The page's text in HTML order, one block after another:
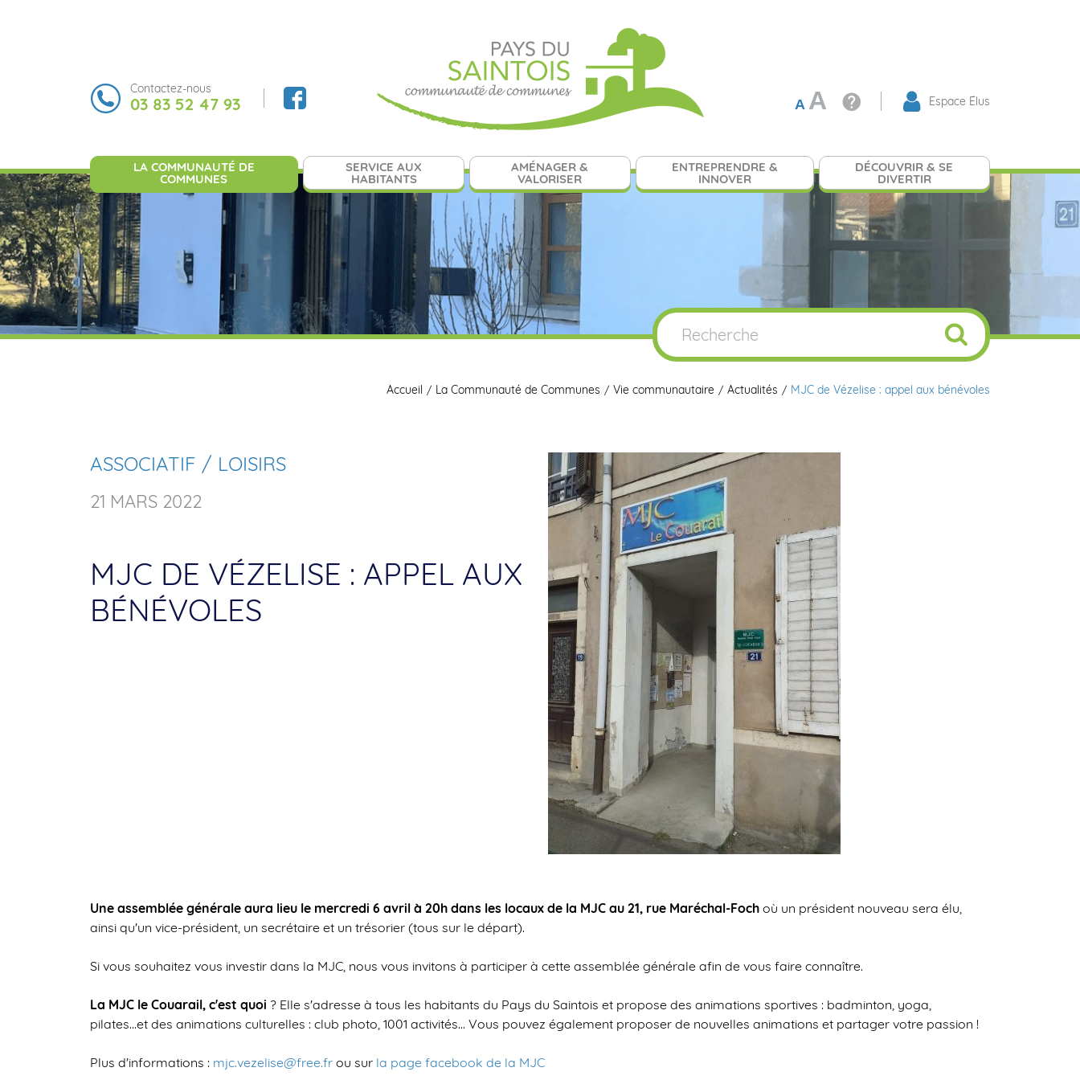
Contactez-nous
03 83 52 47 93 A A Espace Élus
LA COMMUNAUTÉ DE
COMMUNES
SERVICE AUX
HABITANTS
AMÉNAGER &
VALORISER
ENTREPRENDRE &
INNOVER
DÉCOUVRIR & SE
DIVERTIR
Accueil La Communauté de Communes Vie communautaire Actualités MJC de Vézelise : appel aux bénévoles
ASSOCIATIF / LOISIRS
21 MARS 2022
MJC DE VÉZELISE : APPEL AUX
BÉNÉVOLES
Une assemblée générale aura lieu le mercredi 6 avril à 20h dans les locaux de la MJC au 21, rue Maréchal-Foch où un président nouveau sera élu,
ainsi qu'un vice-président, un secrétaire et un trésorier (tous sur le départ).
Si vous souhaitez vous investir dans la MJC, nous vous invitons à participer à cette assemblée générale afin de vous faire connaître.
La MJC le Couarail, c'est quoi ? Elle s'adresse à tous les habitants du Pays du Saintois et propose des animations sportives : badminton, yoga,
pilates...et des animations culturelles : club photo, 1001 activités... Vous pouvez également proposer de nouvelles animations et partager votre passion !
Plus d'informations : mjc.vezelise@free.fr ou sur la page facebook de la MJC